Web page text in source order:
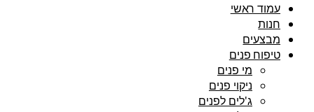
עמוד ראשי
חנות
מבצעים
טיפוח פנים
מי פנים
ניקוי פנים
ג'לים לפנים